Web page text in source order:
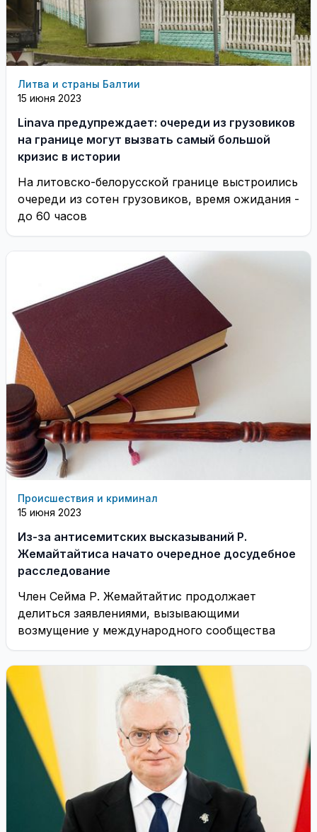
Литва и страны Балтии
15 июня 2023
Linava предупреждает: очереди из грузовиков
на границе могут вызвать самый большой
кризис в истории
На литовско-белорусской границе выстроились
очереди из сотен грузовиков, время ожидания -
до 60 часов
Происшествия и криминал
15 июня 2023
Из-за антисемитских высказываний Р.
Жемайтайтиса начато очередное досудебное
расследование
Член Сейма Р. Жемайтайтис продолжает
делиться заявлениями, вызывающими
возмущение у международного сообщества